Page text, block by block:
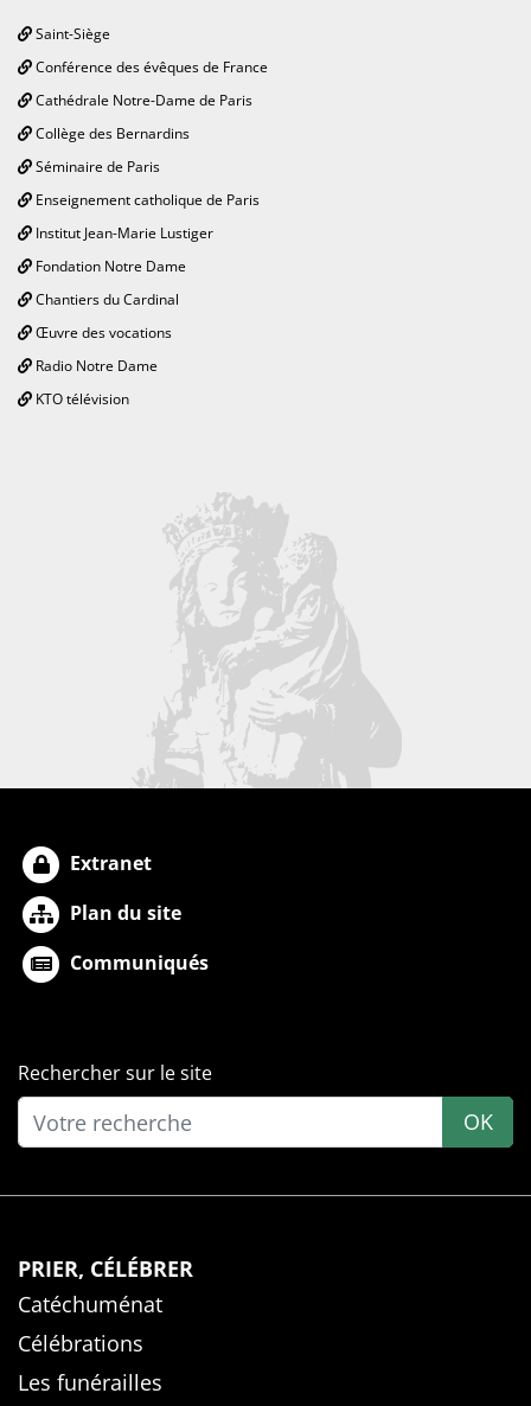
Saint-Siège
Conférence des évêques de France
Cathédrale Notre-Dame de Paris
Collège des Bernardins
Séminaire de Paris
Enseignement catholique de Paris
Institut Jean-Marie Lustiger
Fondation Notre Dame
Chantiers du Cardinal
Œuvre des vocations
Radio Notre Dame
KTO télévision
Extranet
Plan du site
Communiqués
Rechercher sur le site
OK
PRIER, CÉLÉBRER
Catéchuménat
Célébrations
Les funérailles